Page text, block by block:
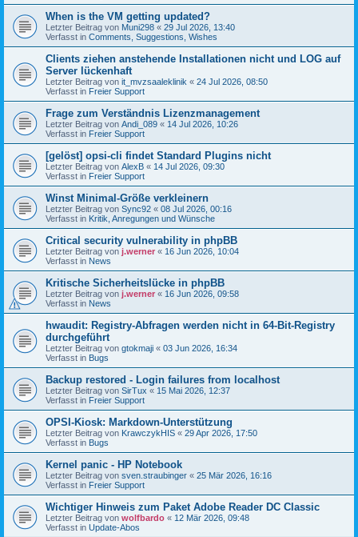
When is the VM getting updated?
Letzter Beitrag von Muni298 « 29 Jul 2026, 13:40
Verfasst in Comments, Suggestions, Wishes
Clients ziehen anstehende Installationen nicht und LOG auf
Server lückenhaft
Letzter Beitrag von it_mvzsaaleklinik « 24 Jul 2026, 08:50
Verfasst in Freier Support
Frage zum Verständnis Lizenzmanagement
Letzter Beitrag von Andi_089 « 14 Jul 2026, 10:26
Verfasst in Freier Support
[gelöst] opsi-cli findet Standard Plugins nicht
Letzter Beitrag von AlexB « 14 Jul 2026, 09:30
Verfasst in Freier Support
Winst Minimal-Größe verkleinern
Letzter Beitrag von Sync92 « 08 Jul 2026, 00:16
Verfasst in Kritik, Anregungen und Wünsche
Critical security vulnerability in phpBB
Letzter Beitrag von j.werner « 16 Jun 2026, 10:04
Verfasst in News
Kritische Sicherheitslücke in phpBB
Letzter Beitrag von j.werner « 16 Jun 2026, 09:58
Verfasst in News
hwaudit: Registry-Abfragen werden nicht in 64-Bit-Registry
durchgeführt
Letzter Beitrag von gtokmaji « 03 Jun 2026, 16:34
Verfasst in Bugs
Backup restored - Login failures from localhost
Letzter Beitrag von SirTux « 15 Mai 2026, 12:37
Verfasst in Freier Support
OPSI-Kiosk: Markdown-Unterstützung
Letzter Beitrag von KrawczykHIS « 29 Apr 2026, 17:50
Verfasst in Bugs
Kernel panic - HP Notebook
Letzter Beitrag von sven.straubinger « 25 Mär 2026, 16:16
Verfasst in Freier Support
Wichtiger Hinweis zum Paket Adobe Reader DC Classic
Letzter Beitrag von wolfbardo « 12 Mär 2026, 09:48
Verfasst in Update-Abos